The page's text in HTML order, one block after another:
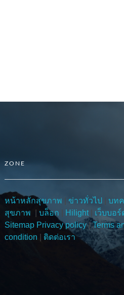
ZONE
หน้าหลักสุขภาพ ข่าวทั่วไป
บท
สุขภาพ
บล็อก Hilight เว็บบอร์
Sitemap Privacy policy|Terms
condition
ติดต่อเรา